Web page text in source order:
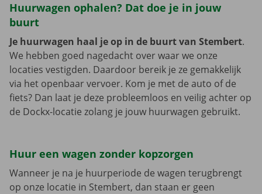
Huurwagen ophalen? Dat doe je in jouw
buurt
Je huurwagen haal je op in de buurt van Stembert.
We hebben goed nagedacht over waar we onze
locaties vestigden. Daardoor bereik je ze gemakkelijk
via het openbaar vervoer. Kom je met de auto of de
fiets? Dan laat je deze probleemloos en veilig achter op
de Dockx-locatie zolang je jouw huurwagen gebruikt.
Huur een wagen zonder kopzorgen
Wanneer je na je huurperiode de wagen terugbrengt
op onze locatie in Stembert, dan staan er geen